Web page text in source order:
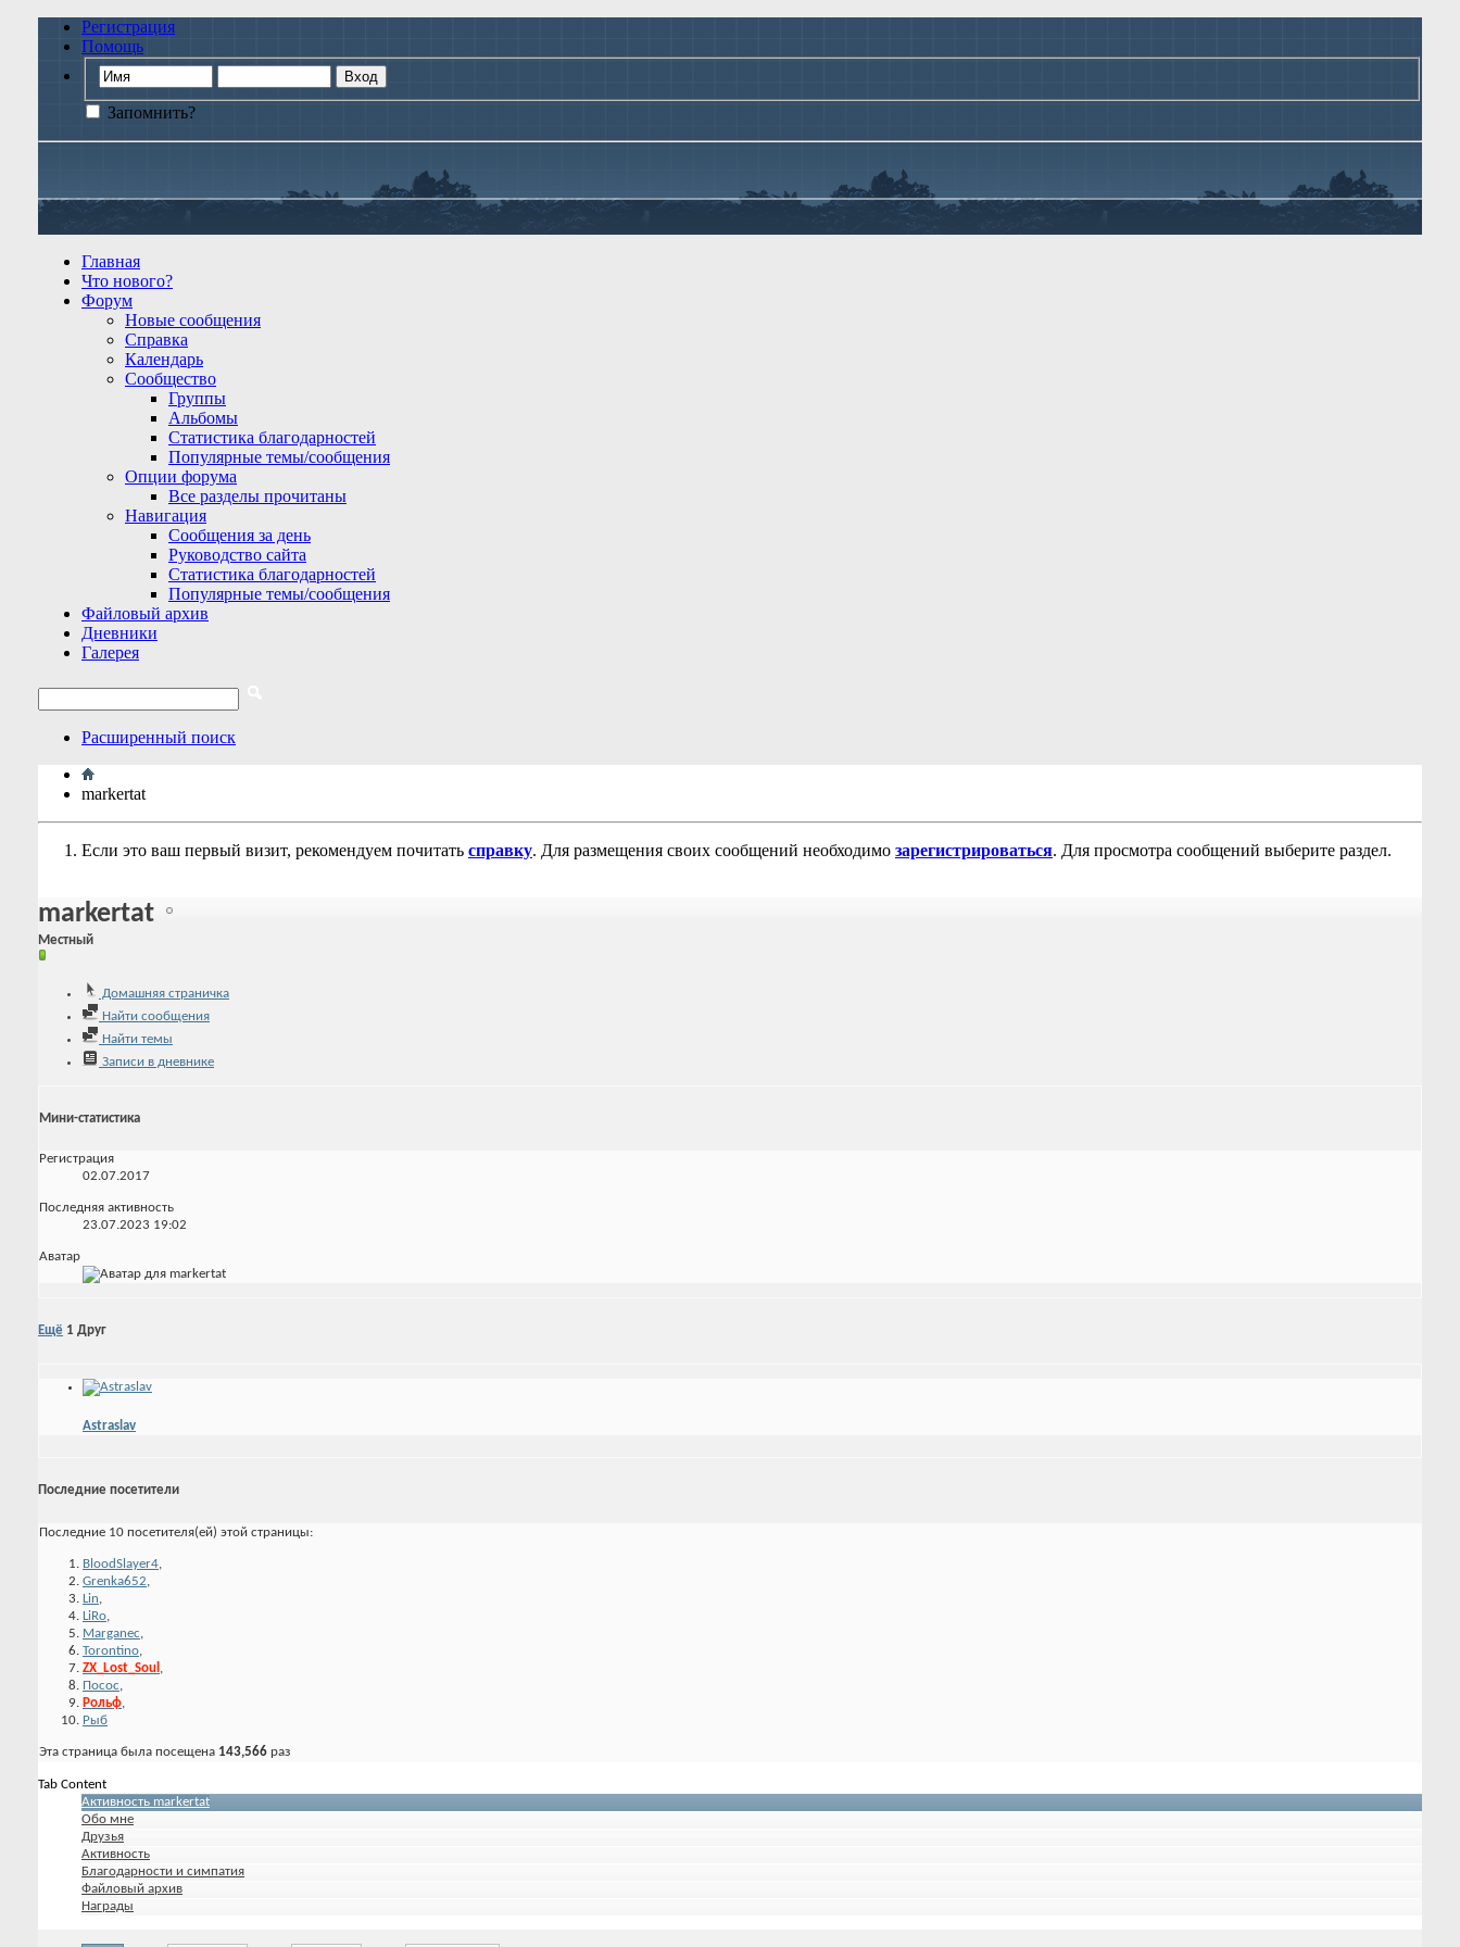
Регистрация
Помощь
Запомнить?
Главная
Что нового?
Форум
Новые сообщения
Справка
Календарь
Сообщество
Группы
Альбомы
Статистика благодарностей
Популярные темы/сообщения
Опции форума
Все разделы прочитаны
Навигация
Сообщения за день
Руководство сайта
Статистика благодарностей
Популярные темы/сообщения
Файловый архив
Дневники
Галерея
Расширенный поиск
markertat
Если это ваш первый визит, рекомендуем почитать справку. Для размещения своих сообщений необходимо зарегистрироваться. Для просмотра сообщений выберите раздел.
markertat
Местный
Домашняя страничка
Найти сообщения
Найти темы
Записи в дневнике
Мини-статистика
Регистрация
02.07.2017
Последняя активность
23.07.2023 19:02
Аватар
Ещё 1 Друг
Astraslav
Последние посетители
Последние 10 посетителя(ей) этой страницы:
BloodSlayer4
Grenka652
Lin
LiRo
Marganec
Torontino
ZX_Lost_Soul
Посос
Рольф
Рыб
Эта страница была посещена 143,566 раз
Tab Content
Активность markertat
Обо мне
Друзья
Активность
Благодарности и симпатия
Файловый архив
Награды